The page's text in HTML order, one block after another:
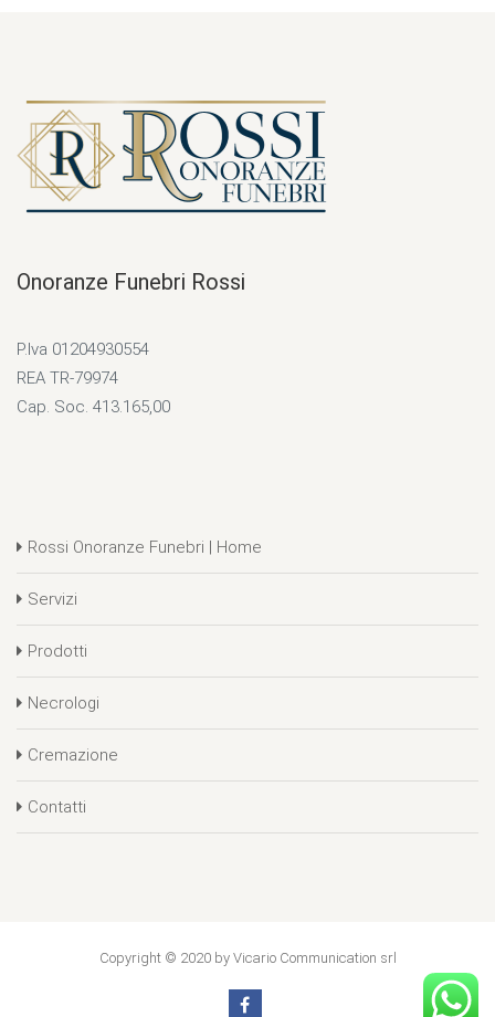
Onoranze Funebri Rossi
P.Iva 01204930554
REA TR-79974
Cap. Soc. 413.165,00
Rossi Onoranze Funebri | Home
Servizi
Prodotti
Necrologi
Cremazione
Contatti
Copyright © 2020 by Vicario Communication srl